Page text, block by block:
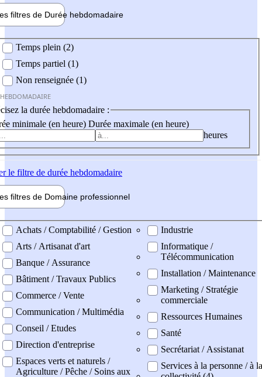
filtres de Durée hebdomadaire
Temps plein (2)
Temps partiel (1)
Non renseignée (1)
la durée hebdomadaire :
minimale (en heure) Durée maximale (en heure)
heures
le filtre de durée hebdomadaire
filtres de Domaine professionnel
professionel
Achats / Comptabilité / Gestion
Arts / Artisanat d'art
Banque / Assurance
Bâtiment / Travaux Publics
Commerce / Vente
Communication / Multimédia
Conseil / Etudes
Direction d'entreprise
Espaces verts et naturels /
Agriculture / Pêche / Soins aux
Industrie
Informatique /
Télécommunication
Installation / Maintenance
Marketing / Stratégie
commerciale
Ressources Humaines
Santé
Secrétariat / Assistanat
Services à la personne / à la